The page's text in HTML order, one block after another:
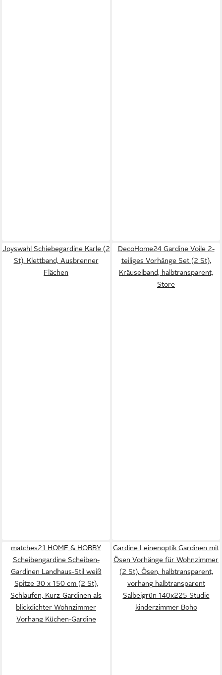
Joyswahl Schiebegardine Karle (2
St), Klettband, Ausbrenner
Flächen
DecoHome24 Gardine Voile 2-
teiliges Vorhänge Set (2 St),
Kräuselband, halbtransparent,
Store
matches21 HOME & HOBBY
Scheibengardine Scheiben-
Gardinen Landhaus-Stil weiß
Spitze 30 x 150 cm (2 St),
Schlaufen, Kurz-Gardinen als
blickdichter Wohnzimmer
Vorhang Küchen-Gardine
Gardine Leinenoptik Gardinen mit
Ösen Vorhänge für Wohnzimmer
(2 St), Ösen, halbtransparent,
vorhang halbtransparent
Salbeigrün 140x225 Studie
kinderzimmer Boho